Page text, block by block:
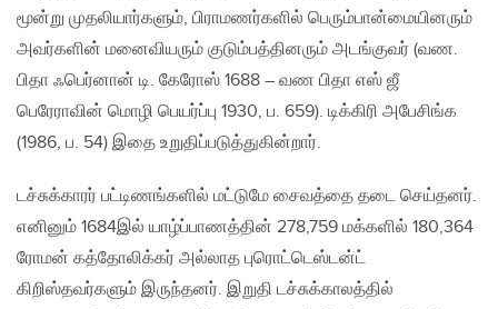
மூன்று முதலியார்களும், பிராமணர்களில் பெரும்பான்மையினரும்
அவர்களின் மனைவியரும் குடும்பத்தினரும் அடங்குவர் (வண.
பிதா ஃபெர்னான் டி. கேரோஸ் 1688 – வண பிதா எஸ் ஜீ
பெரேராவின் மொழி பெயர்ப்பு 1930, ப. 659). டிக்கிரி அபேசிங்க
(1986, ப. 54) இதை உறுதிப்படுத்துகின்றார்.
டச்சுக்காரர் பட்டிணங்களில் மட்டுமே சைவத்தை தடை செய்தனர்.
எனினும் 1684இல் யாழ்ப்பாணத்தின் 278,759 மக்களில் 180,364
ரோமன் கத்தோலிக்கர் அல்லாத புரொட்டெஸ்டன்ட்
கிறிஸ்தவர்களும் இருந்தனர். இறுதி டச்சுக்காலத்தில்